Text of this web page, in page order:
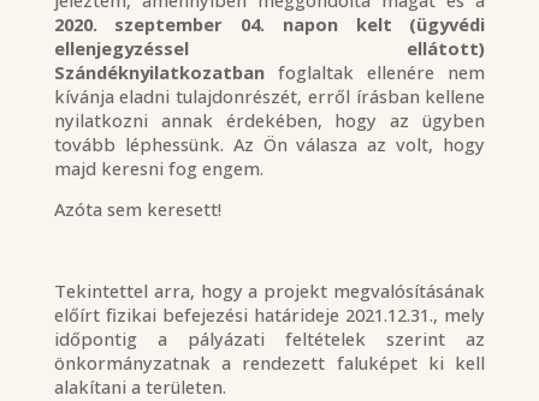
2020. szeptember 04. napon kelt
(ügyvédi
ellenjegyzéssel ellátott)
Szándéknyilatkozatbanfoglaltak ellenére nem
kívánja eladni tulajdonrészét, erről írásban kellene
nyilatkozni annak érdekében, hogy az ügyben
tovább léphessünk. Az Ön válasza az volt, hogy
majd keresni fog engem.
Azóta sem keresett!
Tekintettel arra, hogy a projekt megvalósításának
előírt fizikai befejezési határideje 2021.12.31., mely
időpontig a pályázati feltételek szerint az
önkormányzatnak a rendezett faluképet ki kell
alakítani a területen.